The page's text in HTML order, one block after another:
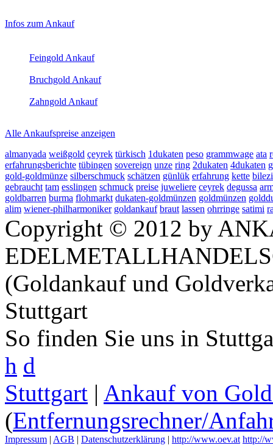
Sidebar
Infos zum Ankauf
Feingold Ankauf
Bruchgold Ankauf
Zahngold Ankauf
Alle Ankaufspreise anzeigen
almanyada weißgold çeyrek türkisch 1dukaten peso grammwage ata
erfahrungsberichte tübingen sovereign unze ring 2dukaten 4dukaten
gold-goldmünze silberschmuck schätzen günlük erfahrung kette
gebraucht tam esslingen schmuck preise juweliere ceyrek degussa
goldbarren burma flohmarkt dukaten-goldmünzen goldmünzen
alim wiener-philharmoniker goldankauf braut lassen ohrringe satimi
Copyright © 2012 by
(Goldankauf und
Stuttgart
So finden Sie uns in
h d
Stuttgart | Ankauf von
(Entfernungsrechner/
Impressum | AGB | Datenschutzerklärung | http://www.oev.at http://